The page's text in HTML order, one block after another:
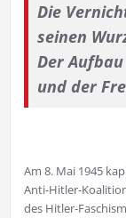
Die
seinen
Der
und der
Am 8. Mai 1945
Anti-Hitler-
des Hitler-